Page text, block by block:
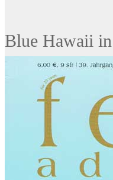
Blue Hawaii in